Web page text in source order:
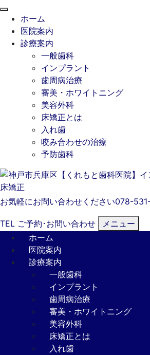
ホーム
医院案内
診療案内
一般歯科
インプラント
歯周病治療
審美・ホワイトニング
美容外科
床矯正とは
入れ歯
咬み合わせの治療
予防歯科
お気軽にお問い合わせください078-
TEL ご予約･ お問い合わせ
メニュー
ホーム
医院案内
診療案内
一般歯科
インプラント
歯周病治療
審美・ホワイトニング
美容外科
床矯正とは
入れ歯